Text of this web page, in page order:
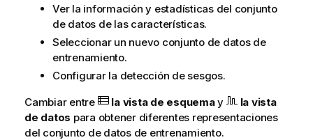
Ver la información y estadísticas del conjunto
de datos de las características.
Seleccionar un nuevo conjunto de datos de
entrenamiento.
Configurar la detección de sesgos.
Cambiar entre
la vista de esquemay
la vista
de datos para obtener diferentes representaciones
del conjunto de datos de entrenamiento.